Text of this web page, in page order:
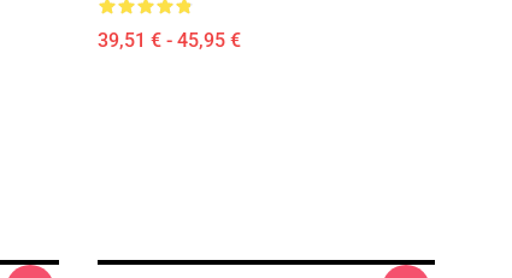
39,51 € - 45,95 €